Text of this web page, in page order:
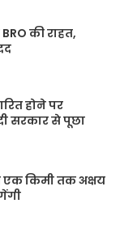
की राहत,
होने पर
सरकार से पूछा
एक किमी तक अक्षय